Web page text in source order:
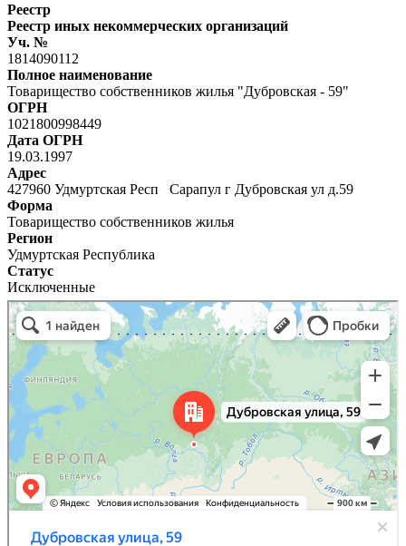
Реестр
Реестр иных некоммерческих организаций
Уч. №
1814090112
Полное наименование
Товарищество собственников жилья "Дубровская - 59"
ОГРН
1021800998449
Дата ОГРН
19.03.1997
Адрес
427960 Удмуртская Респ Сарапул г Дубровская ул д.59
Форма
Товарищество собственников жилья
Регион
Удмуртская Республика
Статус
Исключенные